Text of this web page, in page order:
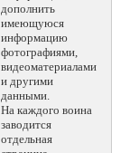
дополнить
имеющуюся
информацию
фотографиями,
видеоматериалами
и другими
данными.
На каждого воина
заводится
отдельная